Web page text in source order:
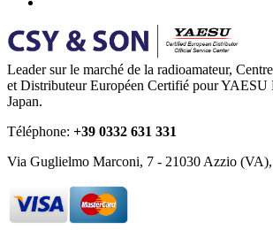
Leader sur le marché de la radioamateur,
et Distributeur Européen Certifié pour YAESU
Japan.
Téléphone: +39 0332 631 331
Via Guglielmo Marconi, 7 - 21030 Azzio